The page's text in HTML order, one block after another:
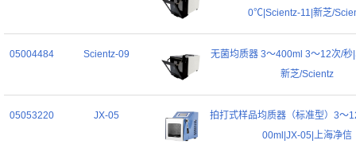
0℃|Scientz-11|新芝/
05004484 Scientz-09
无菌均质器 3～400ml 3～12次/秒
新芝/Scientz
05053220 JX-05
拍打式样品均质器（标准型）3～
00ml|JX-05|上海净信